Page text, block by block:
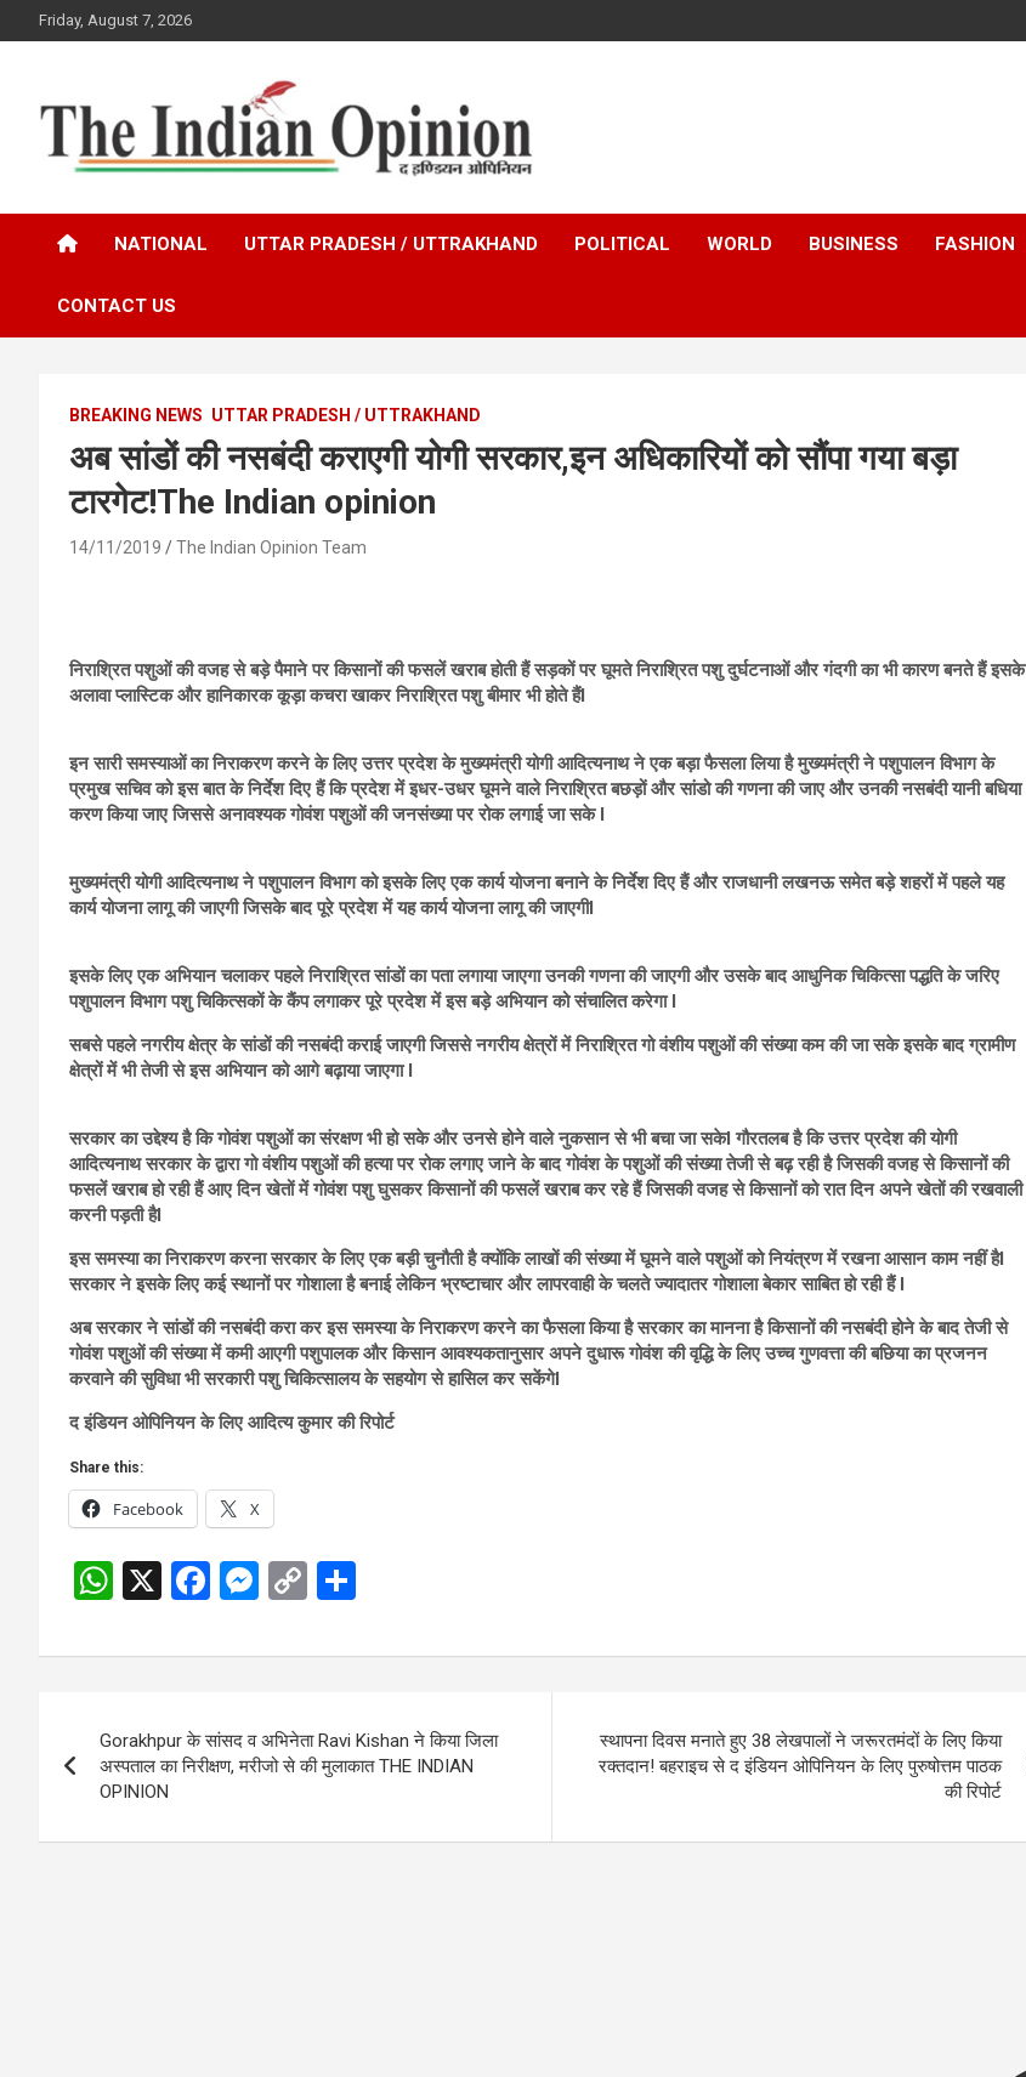
to
Friday, August 7, 2026
Indian Opinion News
NATIONAL UTTAR PRADESH / UTTRAKHAND POLITICAL WORLD BUSINESS FASHION
CONTACT US
BREAKING NEWS UTTAR PRADESH / UTTRAKHAND
अब सांडों की नसबंदी कराएगी योगी सरकार,इन अधिकारियों को सौंपा गया बड़ा
टारगेट!The Indian opinion
14/11/2019 The Indian Opinion Team
निराश्रित पशुओं की वजह से बड़े पैमाने पर किसानों की फसलें खराब होती हैं सड़कों पर घूमते निराश्रित पशु दुर्घटनाओं और गंदगी का भी कारण बनते हैं इसके
अलावा प्लास्टिक और हानिकारक कूड़ा कचरा खाकर निराश्रित पशु बीमार भी होते हैंl
इन सारी समस्याओं का निराकरण करने के लिए उत्तर प्रदेश के मुख्यमंत्री योगी आदित्यनाथ ने एक बड़ा फैसला लिया है मुख्यमंत्री ने पशुपालन विभाग के
प्रमुख सचिव को इस बात के निर्देश दिए हैं कि प्रदेश में इधर-उधर घूमने वाले निराश्रित बछड़ों और सांडो की गणना की जाए और उनकी नसबंदी यानी बधिया
करण किया जाए जिससे अनावश्यक गोवंश पशुओं की जनसंख्या पर रोक लगाई जा सके l
मुख्यमंत्री योगी आदित्यनाथ ने पशुपालन विभाग को इसके लिए एक कार्य योजना बनाने के निर्देश दिए हैं और राजधानी लखनऊ समेत बड़े शहरों में पहले यह
कार्य योजना लागू की जाएगी जिसके बाद पूरे प्रदेश में यह कार्य योजना लागू की जाएगीl
इसके लिए एक अभियान चलाकर पहले निराश्रित सांडों का पता लगाया जाएगा उनकी गणना की जाएगी और उसके बाद आधुनिक चिकित्सा पद्धति के जरिए
पशुपालन विभाग पशु चिकित्सकों के कैंप लगाकर पूरे प्रदेश में इस बड़े अभियान को संचालित करेगा l
सबसे पहले नगरीय क्षेत्र के सांडों की नसबंदी कराई जाएगी जिससे नगरीय क्षेत्रों में निराश्रित गो वंशीय पशुओं की संख्या कम की जा सके इसके बाद ग्रामीण
क्षेत्रों में भी तेजी से इस अभियान को आगे बढ़ाया जाएगा l
सरकार का उद्देश्य है कि गोवंश पशुओं का संरक्षण भी हो सके और उनसे होने वाले नुकसान से भी बचा जा सकेl गौरतलब है कि उत्तर प्रदेश की योगी
आदित्यनाथ सरकार के द्वारा गो वंशीय पशुओं की हत्या पर रोक लगाए जाने के बाद गोवंश के पशुओं की संख्या तेजी से बढ़ रही है जिसकी वजह से किसानों की
फसलें खराब हो रही हैं आए दिन खेतों में गोवंश पशु घुसकर किसानों की फसलें खराब कर रहे हैं जिसकी वजह से किसानों को रात दिन अपने खेतों की रखवाली
करनी पड़ती हैl
इस समस्या का निराकरण करना सरकार के लिए एक बड़ी चुनौती है क्योंकि लाखों की संख्या में घूमने वाले पशुओं को नियंत्रण में रखना आसान काम नहीं हैl
सरकार ने इसके लिए कई स्थानों पर गोशाला है बनाई लेकिन भ्रष्टाचार और लापरवाही के चलते ज्यादातर गोशाला बेकार साबित हो रही हैं l
अब सरकार ने सांडों की नसबंदी करा कर इस समस्या के निराकरण करने का फैसला किया है सरकार का मानना है किसानों की नसबंदी होने के बाद तेजी से
गोवंश पशुओं की संख्या में कमी आएगी पशुपालक और किसान आवश्यकतानुसार अपने दुधारू गोवंश की वृद्धि के लिए उच्च गुणवत्ता की बछिया का प्रजनन
करवाने की सुविधा भी सरकारी पशु चिकित्सालय के सहयोग से हासिल कर सकेंगेl
द इंडियन ओपिनियन के लिए आदित्य कुमार की रिपोर्ट
Share this:
Facebook X
W
at
A
p
X
F
ce
o
o
M
se
g
er
C
py
n
k
ar
navigation
Gorakhpur के सांसद व अभिनेता Ravi Kishan ने किया जिला
अस्पताल का निरीक्षण, मरीजो से की मुलाकात THE INDIAN
OPINION
स्थापना दिवस मनाते हुए 38 लेखपालों ने जरूरतमंदों के लिए किया
रक्तदान! बहराइच से द इंडियन ओपिनियन के लिए पुरुषोत्तम पाठक
की रिपोर्ट